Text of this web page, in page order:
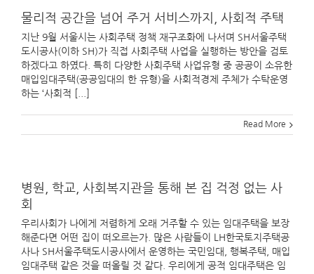
물리적 공간을 넘어 주거 서비스까지, 사회적 주택
지난 9월 서울시는 사회주택 정책 재구조화에 나서며 SH서울주택
도시공사(이하 SH)가 직접 사회주택 사업을 실행하는 방안을 검토
하겠다고 하였다. 특히 다양한 사회주택 사업유형 중 공공이 소유한
매입임대주택(공공임대의 한 유형)을 사회적경제 주체가 수탁운영
하는 ‘사회적 [...]
Read More
병원, 학교, 사회복지관을 통해 본 집 걱정 없는 사
회
우리사회가 나에게 저렴하게 오래 거주할 수 있는 임대주택을 보장
해준다면 어떤 집이 떠오르는가. 많은 사람들이 LH한국토지주택공
사나 SH서울주택도시공사에서 운영하는 국민임대, 행복주택, 매입
임대주택 같은 것을 떠올릴 것 같다. 우리에게 공적 임대주택은 임